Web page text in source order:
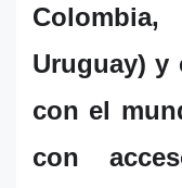
Uruguay) y
con el
con